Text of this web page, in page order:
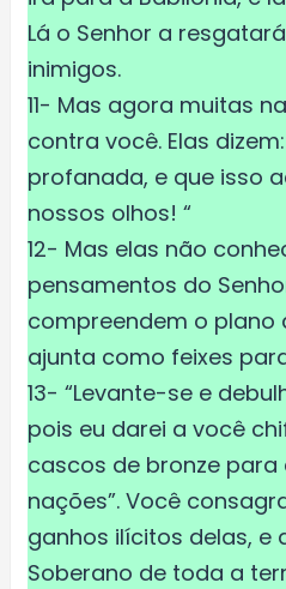
Lá o Senhor a
inimigos.
11- Mas agora muitas
contra você. Elas
profanada, e que isso
nossos olhos! “
12- Mas elas não
pensamentos do
compreendem o plano
ajunta como feixes
13- “Levante-se e
pois eu darei a você
cascos de bronze
nações”. Você
ganhos ilícitos delas, e
Soberano de toda a